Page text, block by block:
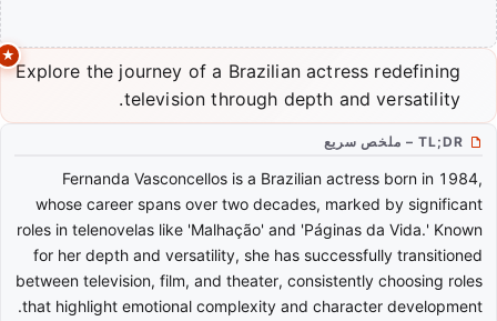
Explore the journey of a Brazilian actress redefining
television through depth and versatility.
TL;DR – ملخص سريع
Fernanda Vasconcellos is a Brazilian actress born in 1984,
whose career spans over two decades, marked by significant
roles in telenovelas like 'Malhação' and 'Páginas da Vida.' Known
for her depth and versatility, she has successfully transitioned
between television, film, and theater, consistently choosing roles
that highlight emotional complexity and character development.